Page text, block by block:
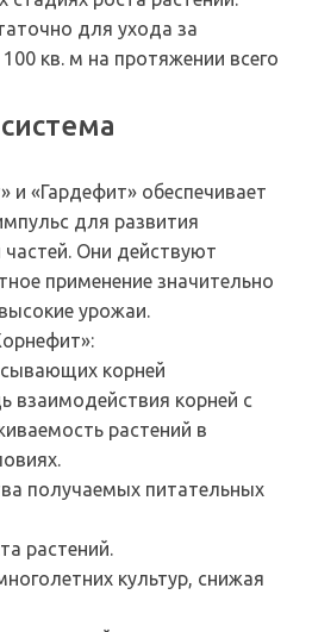
для ухода за
кв. м на протяжении всего
и «Гардефит» обеспечивает
для развития
Они действуют
применение значительно
урожаи.
корней
взаимодействия корней с
растений в
получаемых питательных
растений.
культур, снижая